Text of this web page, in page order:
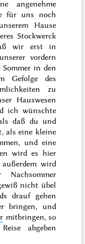
angenehme
für uns noch
Hause
Stockwerck
wir erst in
vordern
in den
Gefolge des
zu
Hauswesen
ich wünschte
daß du und
als eine kleine
und eine
wird es hier
wird
nicht übel
drauf gehen
bringen, und
mitbringen, so
abgeben